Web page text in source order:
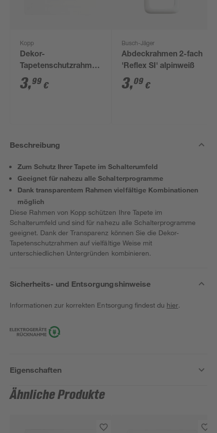
Kopp
Dekor-
Tapetenschutzrahmen
transparent 3 Stück
7,2 x 7,2 cm
3,99 €
Busch-Jäger
Abdeckrahmen 2-fach
'Reflex SI' alpinweiß
3,09 €
Beschreibung
Zum Schutz Ihrer Tapete im Schalterumfeld
Geeignet für nahezu alle Schalterprogramme
Dank transparentem Rahmen vielfältige Kombinationen
möglich
Diese Rahmen von Kopp schützen Ihre Tapete im
Schalterumfeld und sind für nahezu alle Schalterprogramme
geeignet. Dank der Transparenz können Sie die Dekor-
Tapetenschutzrahmen auf vielfältige Weise mit
unterschiedlichen Untergründen kombinieren.
Sicherheits- und Entsorgungshinweise
Informationen zur korrekten Entsorgung findest du hier.
Eigenschaften
Ähnliche Produkte